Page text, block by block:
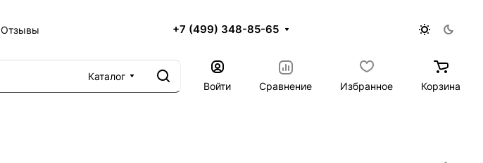
Отзывы +7 (499) 348-85-65
Каталог
Войти
Сравнение Избранное Корзина